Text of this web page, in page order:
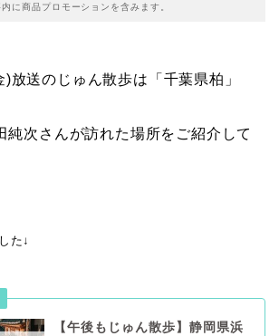
に商品プロモーションを含みます。
放送のじゅん散歩は「千葉県柏」
純次さんが訪れた場所をご紹介して
た↓
【午後もじゅん散歩】静岡県浜